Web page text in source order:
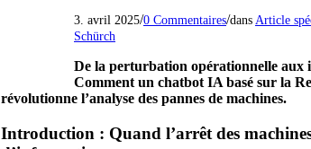
3. avril 2025/0 Commentaires/dans Article
Schürch
De la perturbation opérationnelle aux
Comment un chatbot IA basé sur la
révolutionne l’analyse des pannes de machines.
Introduction : Quand l’arrêt des